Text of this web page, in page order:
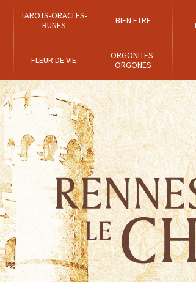
TAROTS-ORACLES-
RUNES
BIEN ETRE
FLEUR DE VIE
ORGONITES-
ORGONES